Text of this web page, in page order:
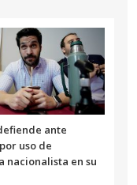
ante
uso de
nacionalista en su